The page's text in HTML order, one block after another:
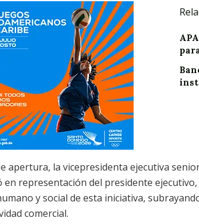
apertura, la vicepresidenta ejecutiva
en representación del presidente
y social de esta iniciativa,
comercial.